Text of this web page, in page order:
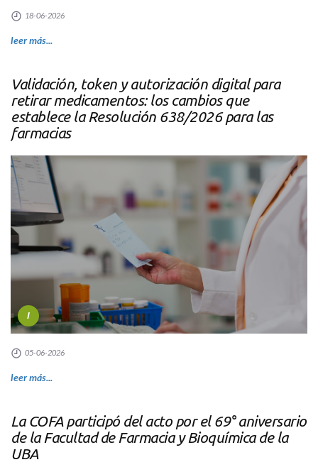
18-06-2026
leer más...
Validación, token y autorización digital para
retirar medicamentos: los cambios que
establece la Resolución 638/2026 para las
farmacias
I
05-06-2026
leer más...
La COFA participó del acto por el 69° aniversario
de la Facultad de Farmacia y Bioquímica de la
UBA